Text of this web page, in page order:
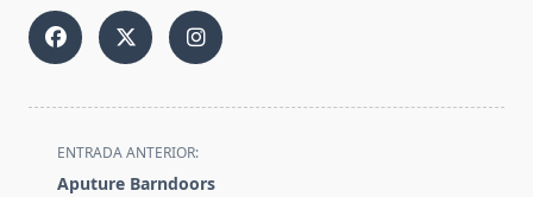
<span
class="nav-
ENTRADA ANTERIOR:
Aputure Barndoors